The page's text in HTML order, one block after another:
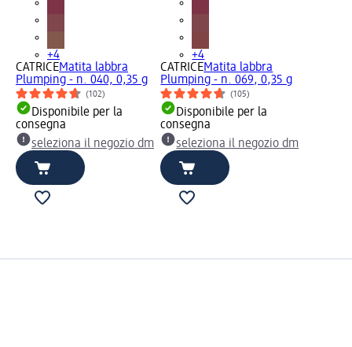
+4
CATRICEMatita labbra
Plumping - n. 040, 0,35 g
(102)
Disponibile per la
consegna
seleziona il negozio dm
+4
CATRICEMatita labbra
Plumping - n. 069, 0,35 g
(105)
Disponibile per la
consegna
seleziona il negozio dm